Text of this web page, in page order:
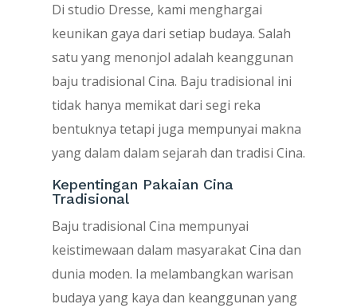
Di studio Dresse, kami menghargai
keunikan gaya dari setiap budaya. Salah
satu yang menonjol adalah keanggunan
baju tradisional Cina. Baju tradisional ini
tidak hanya memikat dari segi reka
bentuknya tetapi juga mempunyai makna
yang dalam dalam sejarah dan tradisi Cina.
Kepentingan Pakaian Cina
Tradisional
Baju tradisional Cina mempunyai
keistimewaan dalam masyarakat Cina dan
dunia moden. Ia melambangkan warisan
budaya yang kaya dan keanggunan yang